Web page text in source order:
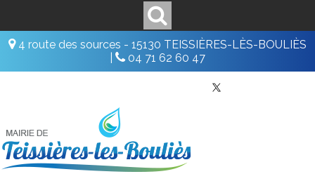
4 route des sources - 15130 TEISSIÈRES-LÈS-BOULIÈS
04 71 62 60 47